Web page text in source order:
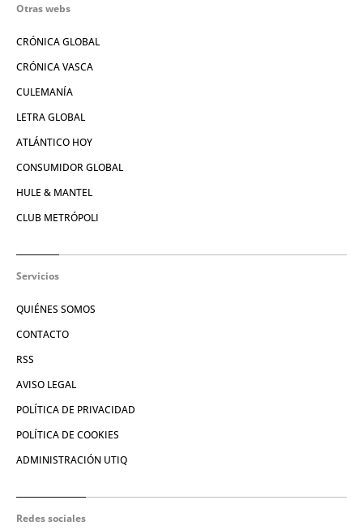
Otras webs
CRÓNICA GLOBAL
CRÓNICA VASCA
CULEMANÍA
LETRA GLOBAL
ATLÁNTICO HOY
CONSUMIDOR GLOBAL
HULE & MANTEL
CLUB METRÓPOLI
Servicios
QUIÉNES SOMOS
CONTACTO
RSS
AVISO LEGAL
POLÍTICA DE PRIVACIDAD
POLÍTICA DE COOKIES
ADMINISTRACIÓN UTIQ
Redes sociales